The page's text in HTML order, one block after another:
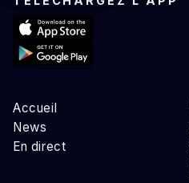
Accueil
News
En direct